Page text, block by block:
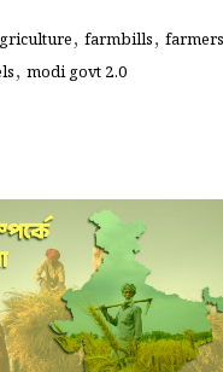
, farmbills,
, modi govt 2.0